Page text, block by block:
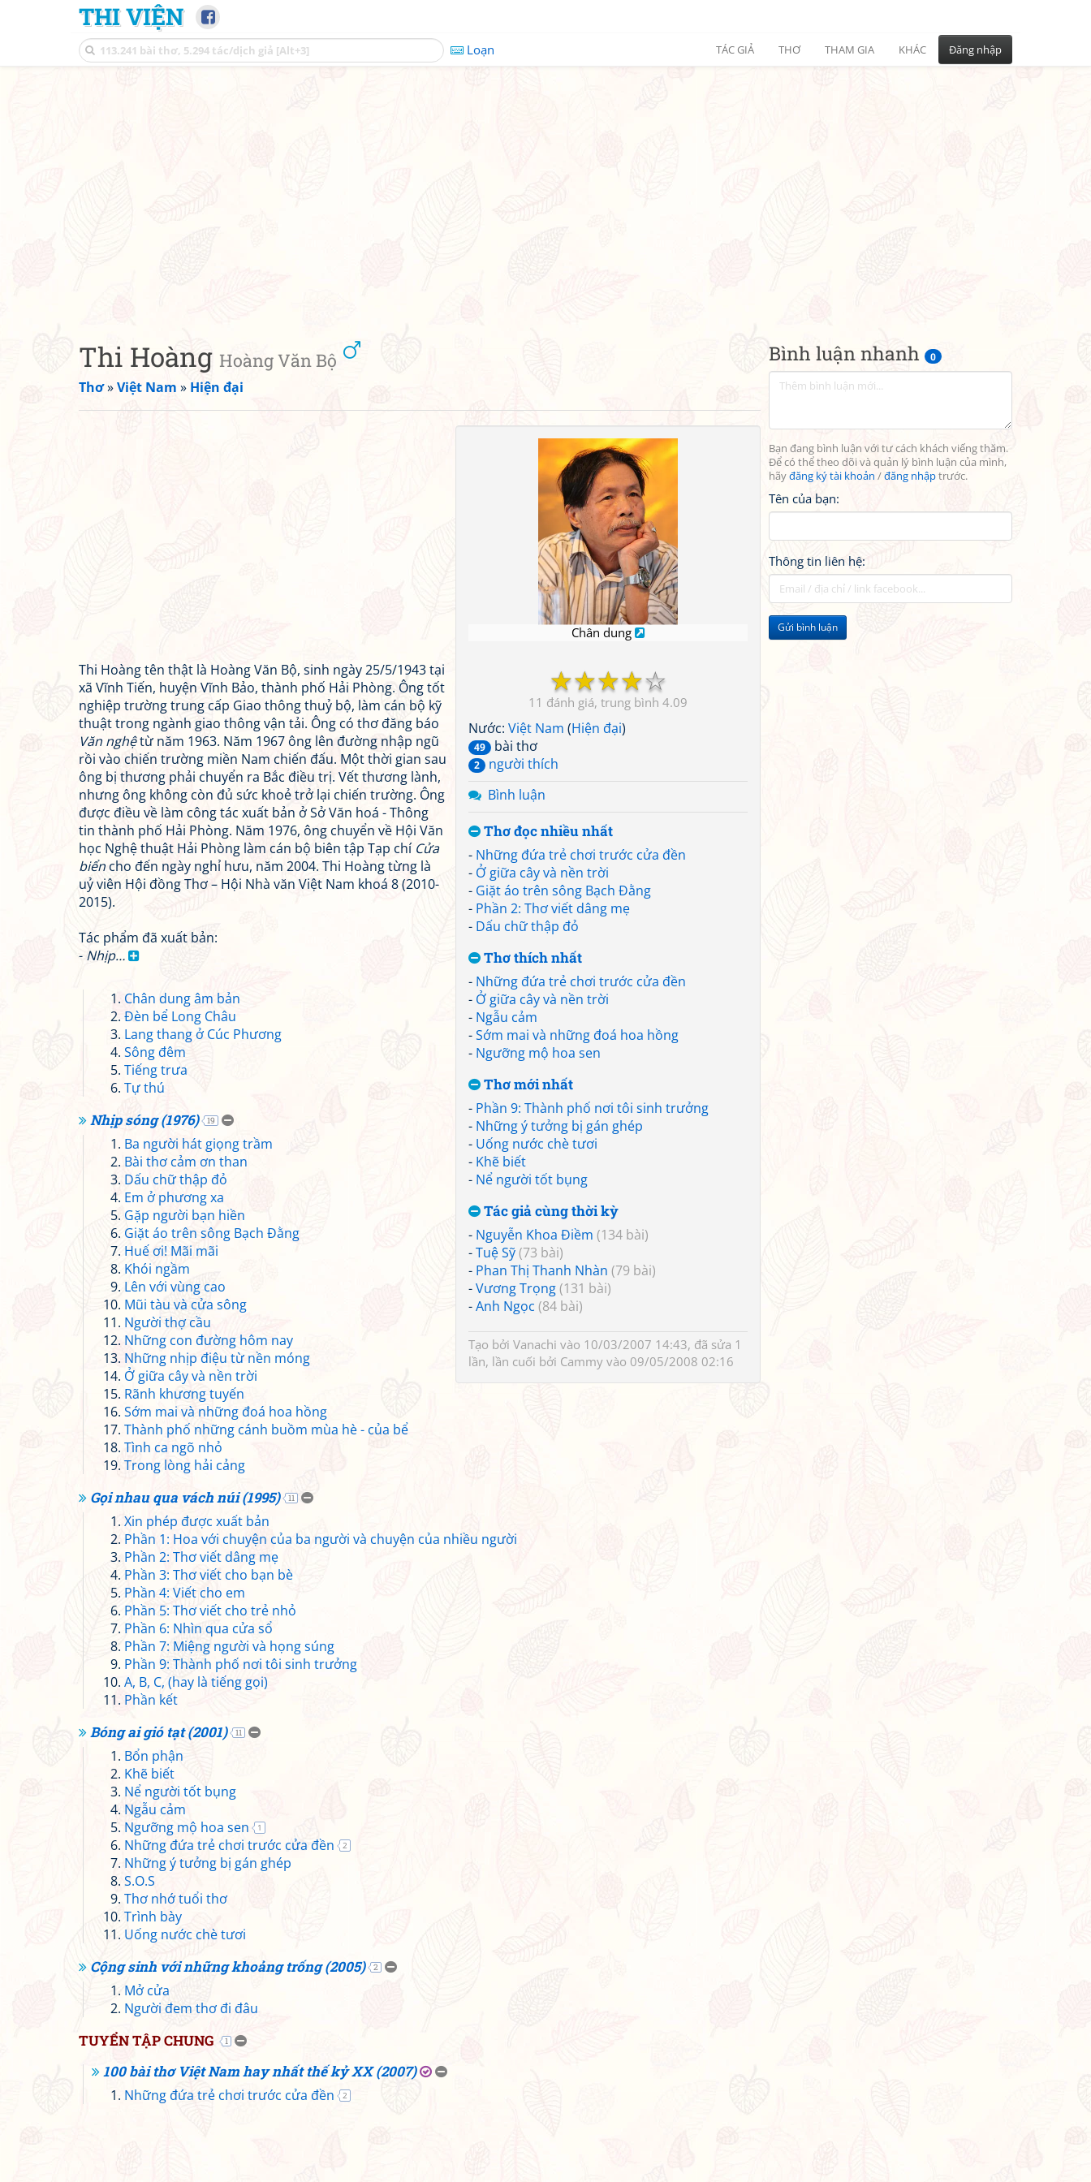
THI VIỆN
Loạn TÁC GIẢ THƠ THAM GIA KHÁC Đăng nhập
Bình luận nhanh 0
Bạn đang bình luận với tư cách khách viếng thăm.
Để có thể theo dõi và quản lý bình luận của mình,
hãyđăng ký tài khoản /đăng nhậptrước.
Tên của bạn:
Thông tin liên hệ:
Gửi bình luận
Thi Hoàng Hoàng Văn Bộ
Thơ»Việt Nam » Hiện đại
Chân dung
☆
☆
☆
☆
☆
11 4.09
Nước: Việt Nam (Hiện đại)
49 bài thơ
2
người thích
Bình luận
Thơ đọc nhiều nhất
- Những đứa trẻ chơi trước cửa đền
- Ở giữa cây và nền trời
- Giặt áo trên sông Bạch Đằng
- Phần 2: Thơ viết dâng mẹ
- Dấu chữ thập đỏ
Thơ thích nhất
- Những đứa trẻ chơi trước cửa đền
- Ở giữa cây và nền trời
- Ngẫu cảm
-Sớm mai và những đoá hoa hồng
- Ngưỡng mộ hoa sen
Thơ mới nhất
- Phần 9: Thành phố nơi tôi sinh trưởng
- Những ý tưởng bị gán ghép
- Uống nước chè tươi
- Khẽ biết
- Nể người tốt bụng
Tác giả cùng thời kỳ
- Nguyễn Khoa Điềm (134 bài)
-Tuệ Sỹ(73 bài)
- Phan Thị Thanh Nhàn (79 bài)
-Vương Trọng(131 bài)
-Anh Ngọc (84 bài)
Tạo bởi Vanachi vào 10/03/2007 14:43, đã sửa 1
lần, lần cuối bởi Cammy vào 09/05/2008 02:16
Thi Hoàng tên thật là Hoàng Văn Bộ, sinh ngày 25/5/1943 tại
xã Vĩnh Tiến, huyện Vĩnh Bảo, thành phố Hải Phòng. Ông tốt
nghiệp trường trung cấp Giao thông thuỷ bộ, làm cán bộ kỹ
thuật trong ngành giao thông vận tải. Ông có thơ đăng báo
Văn nghệtừ năm 1963. Năm 1967 ông lên đường nhập ngũ
rồi vào chiến trường miền Nam chiến đấu. Một thời gian sau
ông bị thương phải chuyển ra Bắc điều trị. Vết thương lành,
nhưng ông không còn đủ sức khoẻ trở lại chiến trường. Ông
được điều về làm công tác xuất bản ở Sở Văn hoá - Thông
tin thành phố Hải Phòng. Năm 1976, ông chuyển về Hội Văn
học Nghệ thuật Hải Phòng làm cán bộ biên tập Tạp chí Cửa
biển cho đến ngày nghỉ hưu, năm 2004. Thi Hoàng từng là
uỷ viên Hội đồng Thơ – Hội Nhà văn Việt Nam khoá 8 (2010-
2015).
Tác phẩm đã xuất bản:
- Nhịp…
Chân dung âm bản
Đèn bể Long Châu
Lang thang ở Cúc Phương
Sông đêm
Tiếng trưa
Tự thú
Nhịp sóng (1976) 19
Ba người hát giọng trầm
Bài thơ cảm ơn than
Dấu chữ thập đỏ
Em ở phương xa
Gặp người bạn hiền
Giặt áo trên sông Bạch Đằng
Huế ơi! Mãi mãi
Khói ngầm
Lên với vùng cao
Mũi tàu và cửa sông
Người thợ cầu
Những con đường hôm nay
Những nhịp điệu từ nền móng
Ở giữa cây và nền trời
Rãnh khương tuyến
Sớm mai và những đoá hoa hồng
Thành phố những cánh buồm mùa hè - của bể
Tình ca ngõ nhỏ
Trong lòng hải cảng
Gọi nhau qua vách núi (1995) 11
Xin phép được xuất bản
Phần 1: Hoa với chuyện của ba người và chuyện của nhiều người
Phần 2: Thơ viết dâng mẹ
Phần 3: Thơ viết cho bạn bè
Phần 4: Viết cho em
Phần 5: Thơ viết cho trẻ nhỏ
Phần 6: Nhìn qua cửa sổ
Phần 7: Miệng người và họng súng
Phần 9: Thành phố nơi tôi sinh trưởng
A, B, C, (hay là tiếng gọi)
Phần kết
Bóng ai gió tạt (2001) 11
Bổn phận
Khẽ biết
Nể người tốt bụng
Ngẫu cảm
Ngưỡng mộ hoa sen
1
Những đứa trẻ chơi trước cửa đền 2
Những ý tưởng bị gán ghép
S.O.S
Thơ nhớ tuổi thơ
Trình bày
Uống nước chè tươi
Cộng sinh với những khoảng trống (2005) 2
Mở cửa
Người đem thơ đi đâu
TUYỂN TẬP CHUNG 1
100 bài thơ Việt Nam hay nhất thế kỷ XX (2007)
Những đứa trẻ chơi trước cửa đền 2